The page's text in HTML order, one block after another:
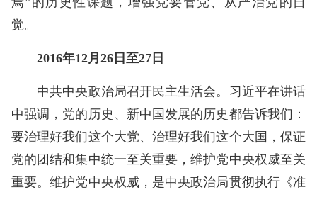
觉。
2016年12月26日至27日
中共中央政治局召开民主生活会。习近平在讲话
中强调，党的历史、新中国发展的历史都告诉我们：
要治理好我们这个大党、治理好我们这个大国，保证
党的团结和集中统一至关重要，维护党中央权威至关
重要。维护党中央权威，是中央政治局贯彻执行《准